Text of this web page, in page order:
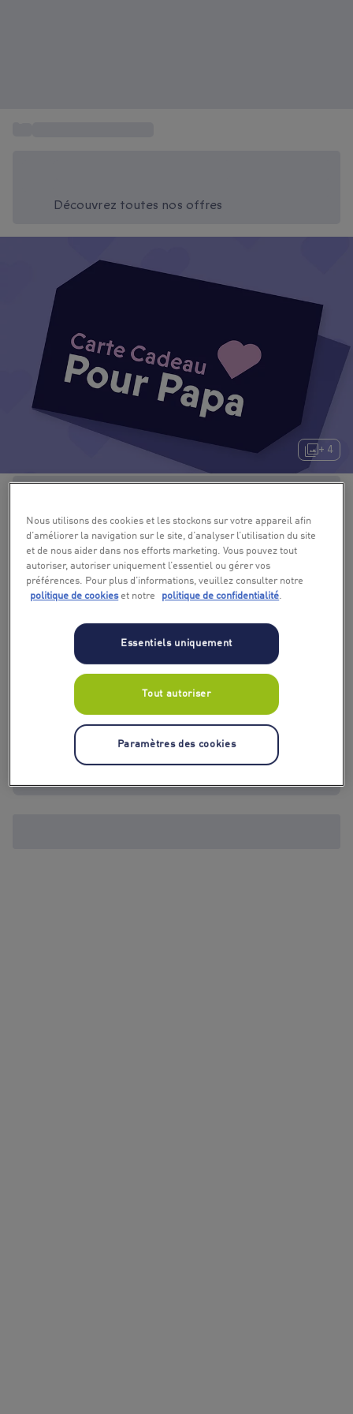
Découvrez toutes nos offres
+ 4
Nous utilisons des cookies et les stockons sur votre appareil afin
d’améliorer la navigation sur le site, d’analyser l’utilisation du site
et de nous aider dans nos efforts marketing. Vous pouvez tout
autoriser, autoriser uniquement l’essentiel ou gérer vos
préférences. Pour plus d’informations, veuillez consulter notre
politique de cookieset notre politique de confidentialité
Essentiels uniquement
Tout autoriser
Paramètres des cookies